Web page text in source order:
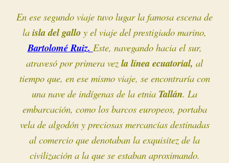
En ese segundo viaje tuvo lugar la famosa escena de
la isla del gallo y el viaje del prestigiado marino,
Bartolomé Ruiz. Este, navegando hacia el sur,
atravesó por primera vez la línea ecuatorial, al
tiempo que, en ese mismo viaje, se encontraría con
una nave de indígenas de la etnia Tallán. La
embarcación, como los barcos europeos, portaba
vela de algodón y preciosas mercancías destinadas
al comercio que denotaban la exquisitez de la
civilización a la que se estaban aproximando.